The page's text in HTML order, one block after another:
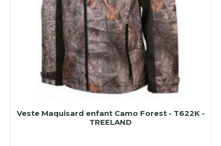
Veste Maquisard enfant Camo Forest - T622K -
TREELAND